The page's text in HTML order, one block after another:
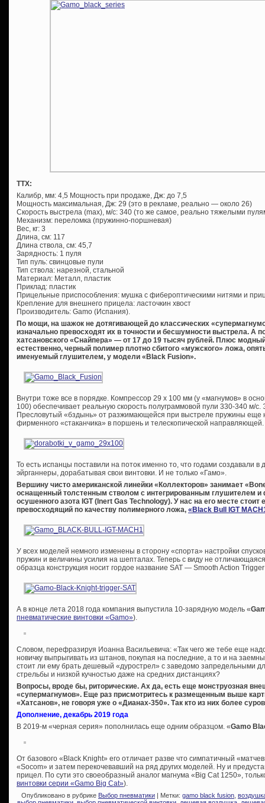
ТТХ:
Калибр, мм: 4,5 Мощность при продаже, Дж: до 7,5
Мощность максимальная, Дж: 29 (это в рекламе, реально — около 26)
Скорость выстрела (max), м/с: 340 (то же самое, реально тяжелыми
Механизм: переломка (пружинно-поршневая)
Вес, кг: 3
Длина, см: 117
Длина ствола, см: 45,7
Зарядность: 1 пуля
Тип пуль: свинцовые пули
Тип ствола: нарезной, стальной
Материал: Металл, пластик
Приклад: пластик
Прицельные приспособления: мушка с фибероптическими нитями и
Крепление для внешнего прицела: ласточкин хвост
Производитель: Gamo (Испания).
По мощи, на шажок не дотягивающей до классических
изначально превосходят их в точности и бесшумности выстрела. А
хатсановского «Снайпера» — от 17 до 19 тысяч рублей. Плюс
естественно, черный полимер плотно сбитого «мужского» ложа,
именуемый глушителем, у модели «Black Fusion».
Внутри тоже все в порядке. Компрессор 29 х 100 мм (у «магнумов» в
100) обеспечивает реальную скорость полуграммовой пули 330-340 м/
Пресловутый «бздынь» от разжимающейся при выстреле пружины еще
фирменного «стаканчика» в поршень и телескопической направляющей.
То есть испанцы поставили на поток именно то, что годами создавали
эйрганнеры, дорабатывая свои винтовки. И не только «Гамо».
Вершину чисто американской линейки «Коллекторов» занимает
оснащенный толстенным стволом с интегрированным глушителем и
осушенного азота IGT (Inert Gas Technology). У нас на его месте
превосходящий по качеству полимерного ложа, «Black Bull IGT
У всех моделей немного изменены в сторону «спорта» настройки
пружин и величины усилия на шепталах. Теперь с виду не
образца конструкция носит гордое название SAT — Smooth Action
А в конце лета 2018 года компания выпустила 10-зарядную модель «
пневматические винтовки «Gamo»).
Словом, перефразируя Иоанна Васильевича: «Так чего же тебе еще
новичку выпрыгивать из штанов, покупая на последние, а то и на
стоит ли ему брать дешевый «дурострел» с заведомо запредельными
стрельбы и низкой кучностью даже на средних дистанциях?
Вопросы, вроде бы, риторические. Ах да, есть еще монструозная
«супермагнумов». Еще раз присмотритесь к размещенным выше
«Хатсанов», не говоря уже о «Дианах-350». Так кто из них более
Дополнение, декабрь 2019 года
В 2019-м «черная серия» пополнилась еще одним образцом. «Gamo
От базового «Black Knight» его отличает разве что симпатичный
«Socom» и затем перекочевавший на ряд других моделей. Ну и
прицел. По сути это своеобразный аналог магнума «Big Cat 1250»,
винтовки серии «Gamo Big Cat»).
Опубликовано в рубрике Выбор пневматики | Метки: gamo black fusion